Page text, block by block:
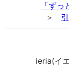
「ず
ieria(イ